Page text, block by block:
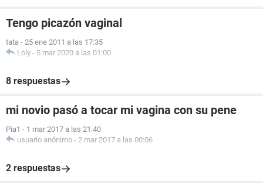
Tengo picazón vaginal
tata - 25 ene 2011 a las 17:35
Loly - 5 mar 2020 a las 01:00
8 respuestas
mi novio pasó a tocar mi vagina con su pene
Pia1 - 1 mar 2017 a las 21:40
usuario anónimo - 2 mar 2017 a las 00:06
2 respuestas